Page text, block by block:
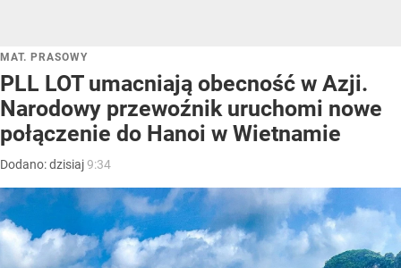
MAT. PRASOWY
PLL LOT umacniają obecność w Azji.
Narodowy przewoźnik uruchomi nowe
połączenie do Hanoi w Wietnamie
Dodano:dzisiaj9:34